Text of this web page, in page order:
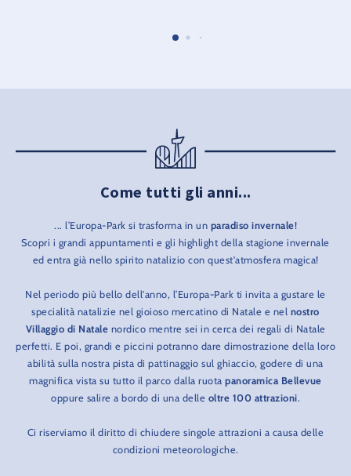
Come tutti gli anni...
... l’Europa-Park si trasforma in un paradiso invernale!
Scopri i grandi appuntamenti e gli highlight della stagione invernale
ed entra già nello spirito natalizio con quest'atmosfera magica!
Nel periodo più bello dell'anno, l’Europa-Park ti invita a gustare le
specialità natalizie nel gioioso mercatino di Natale e nel nostro
Villaggio di Natale nordico mentre sei in cerca dei regali di Natale
perfetti. E poi, grandi e piccini potranno dare dimostrazione della loro
abilità sulla nostra pista di pattinaggio sul ghiaccio, godere di una
magnifica vista su tutto il parco dalla ruotapanoramica Bellevue
oppure salire a bordo di una delle oltre 100 attrazioni.
Ci riserviamo il diritto di chiudere singole attrazioni a causa delle
condizioni meteorologiche.